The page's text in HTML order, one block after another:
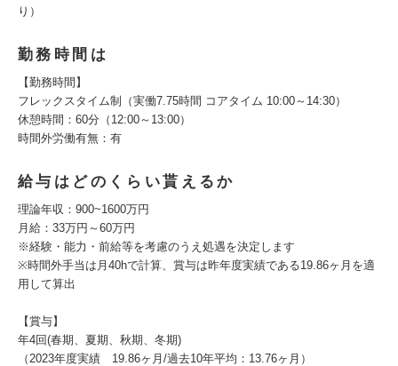
り）
勤務時間は
【勤務時間】
フレックスタイム制（実働7.75時間 コアタイム 10:00～14:30）
休憩時間：60分（12:00～13:00）
時間外労働有無：有
給与はどのくらい貰えるか
理論年収：900~1600万円
月給：33万円～60万円
※経験・能力・前給等を考慮のうえ処遇を決定します
※時間外手当は月40hで計算、賞与は昨年度実績である19.86ヶ月を適
用して算出
【賞与】
年4回(春期、夏期、秋期、冬期)
（2023年度実績 19.86ヶ月/過去10年平均：13.76ヶ月）